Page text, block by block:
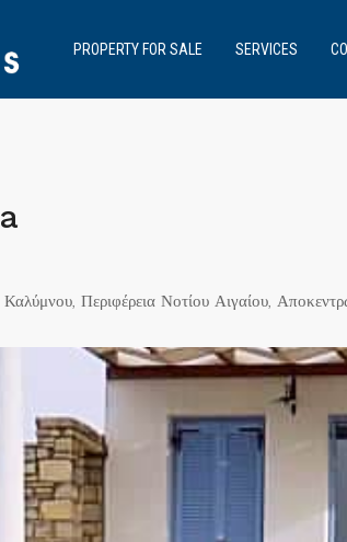
PROPERTY FOR SALE SERVICES
Περιφέρεια Νοτίου Αιγαίου,